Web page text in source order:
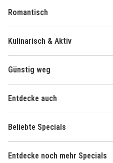
Romantisch
Kulinarisch & Aktiv
Günstig weg
Entdecke auch
Beliebte Specials
Entdecke noch mehr Specials